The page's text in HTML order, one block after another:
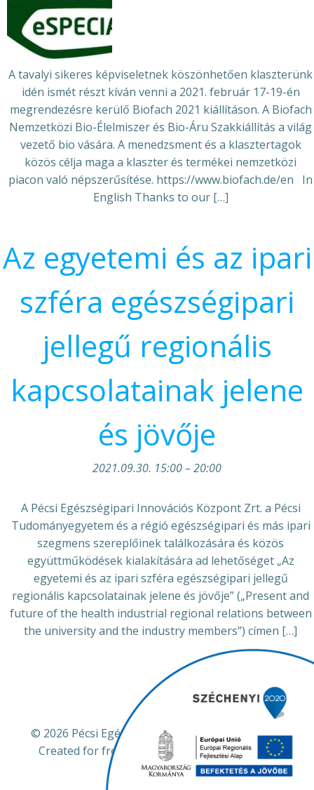
A tavalyi sikeres képviseletnek köszönhetően klaszterünk
idén ismét részt kíván venni a 2021. február 17-19-én
megrendezésre kerülő Biofach 2021 kiállításon. A Biofach
Nemzetközi Bio-Élelmiszer és Bio-Áru Szakkiállítás a világ
vezető bio vására. A menedzsment és a klasztertagok
közös célja maga a klaszter és termékei nemzetközi
piacon való népszerűsítése. https://www.biofach.de/en In
English Thanks to our […]
Az egyetemi és az ipari
szféra egészségipari
jellegű regionális
kapcsolatainak jelene
és jövője
2021.09.30. 15:00– 20:00
A Pécsi Egészségipari Innovációs Központ Zrt. a Pécsi
Tudományegyetem és a régió egészségipari és más ipari
szegmens szereplőinek találkozására és közös
együttműködések kialakítására ad lehetőséget „Az
egyetemi és az ipari szféra egészségipari jellegű
regionális kapcsolatainak jelene és jövője” („Present and
future of the health industrial regional relations between
the university and the industry members”) címen […]
© 2026 Pécsi Egészségipari Innovációs Központ.
Created for free using WordPress andColibri